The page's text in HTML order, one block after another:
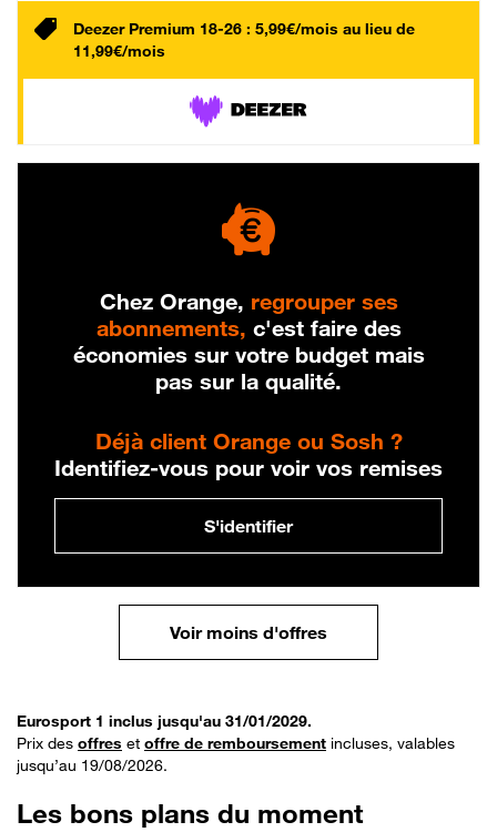
Deezer Premium 18-26 : 5,99€/mois au lieu de
11,99€/mois
Chez Orange, regrouper ses
abonnements, c'est faire des
économies sur votre budget mais
pas sur la qualité.
Déjà client Orange ou Sosh ?
Identifiez-vous pour voir vos remises
S'identifier
Voir moins d'offres
Eurosport 1 inclus jusqu'au 31/01/2029.
Prix des offres et offre de remboursement incluses, valables
jusqu’au 19/08/2026.
Les bons plans du moment